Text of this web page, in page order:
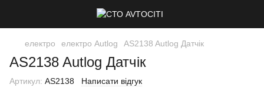
електро електро Autlog AS2138 Autlog Датчік
AS2138 Autlog Датчік
Артикул: AS2138 Написати відгук